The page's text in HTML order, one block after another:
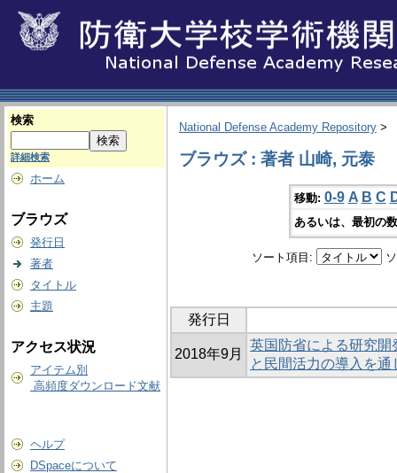
検索
詳細検索
ホーム
ブラウズ
発行日
著者
タイトル
主題
アクセス状況
アイテム別
高頻度ダウンロード文献
ヘルプ
DSpaceについて
National Defense Academy Repository >
ブラウズ : 著者 山崎, 元泰
移動: 0-9 A B C
あるいは、最初の
ソート項目:
発行日
2018年9月
英国防省による研究
と民間活力の導入を通